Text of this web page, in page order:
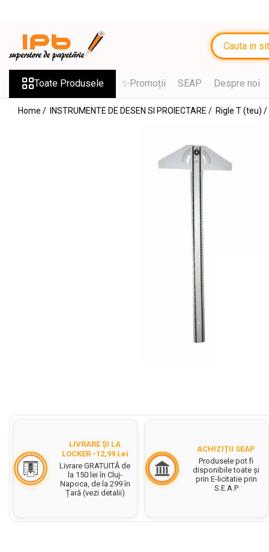
Toate Produsele
Ghiozdane, Rucsacuri, Trolere
Penare, Etuiuri, Necessaire
Corector fluid cu pasta
corectoare
Pic cu rescriere
Toate Produsele ✨Promoții SEAP Despre noi
Home / INSTRUMENTE DE DESEN SI PROIECTARE / Rigle T (teu) /
LIVRARE ȘI LA
LOCKER -12,99 Lei
Livrare GRATUITĂ de
la 150 lei în Cluj-
Napoca, de la 299 în
Țară (vezi detalii)
ACHIZIȚII SEAP
Produsele pot fi
disponibile toate și
prin E-licitatie prin
S.E.A.P